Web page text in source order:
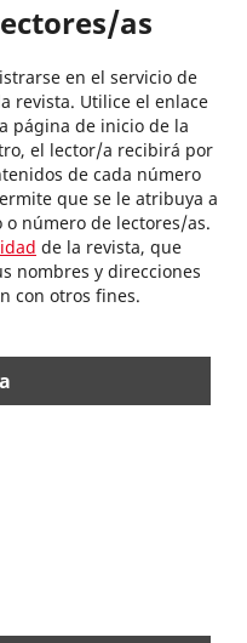
as
en el servicio de
revista. Utilice el enlace
página de inicio de la
el lector/a recibirá por
de cada número
que se le atribuya a
número de lectores/as.
de la revista, que
nombres y direcciones
con otros fines.